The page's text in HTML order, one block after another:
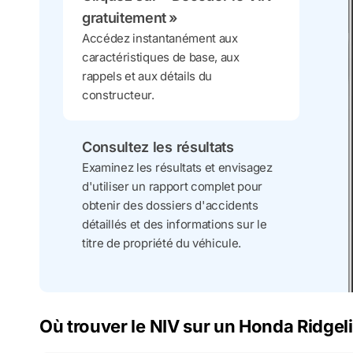
gratuitement »
Accédez instantanément aux
caractéristiques de base, aux
rappels et aux détails du
constructeur.
Consultez les résultats
Examinez les résultats et envisagez
d'utiliser un rapport complet pour
obtenir des dossiers d'accidents
détaillés et des informations sur le
titre de propriété du véhicule.
Où trouver le NIV sur un Honda